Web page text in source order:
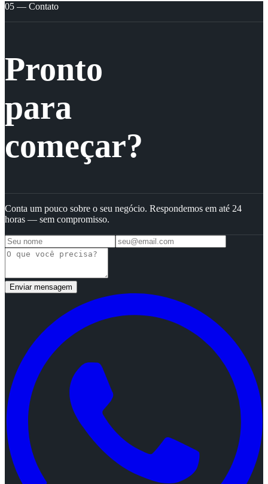
05 — Contato
Pronto
para
começar?
Conta um pouco sobre o seu negócio. Respondemos em até 24
horas — sem compromisso.
Enviar mensagem